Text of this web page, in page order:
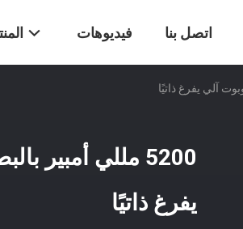
فيديوهات اتصل بنا
5200 مللي أمبير
يفرغ ذاتيًا